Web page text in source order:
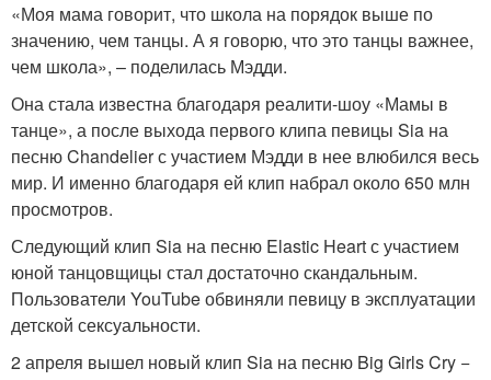
«Моя мама говорит, что школа на порядок выше по
значению, чем танцы. А я говорю, что это танцы важнее,
чем школа», – поделилась Мэдди.
Она стала известна благодаря реалити-шоу «Мамы в
танце», а после выхода первого клипа певицы Sia на
песню Chandelier с участием Мэдди в нее влюбился весь
мир. И именно благодаря ей клип набрал около 650 млн
просмотров.
Следующий клип Sia на песню Elastic Heart с участием
юной танцовщицы стал достаточно скандальным.
Пользователи YouTube обвиняли певицу в эксплуатации
детской сексуальности.
2 апреля вышел новый клип Sia на песню Big Girls Cry −